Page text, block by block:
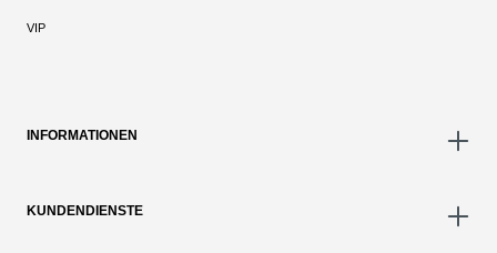
VIP
INFORMATIONEN
KUNDENDIENSTE